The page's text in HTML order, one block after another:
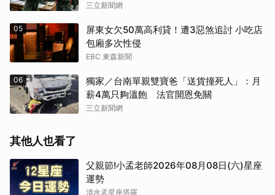
三立新聞網
05
屏東女欠50萬高利貸！遭3惡煞追討 小吃店
包廂多次性侵
EBC 東森新聞
06
獨家／台南單親雙寶爸「送貨撞死人」：月
薪4萬只夠溫飽 法官開恩免關
三立新聞網
其他人也看了
父親節!小孟老師2026年08月08日(六)星座
運勢
清水孟星座塔羅